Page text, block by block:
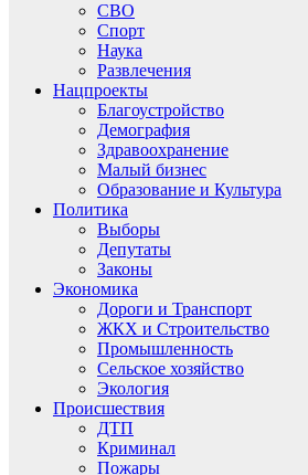
СВО
Спорт
Наука
Развлечения
Нацпроекты
Благоустройство
Демография
Здравоохранение
Малый бизнес
Образование и Культура
Политика
Выборы
Депутаты
Законы
Экономика
Дороги и Транспорт
ЖКХ и Строительство
Промышленность
Сельское хозяйство
Экология
Происшествия
ДТП
Криминал
Пожары